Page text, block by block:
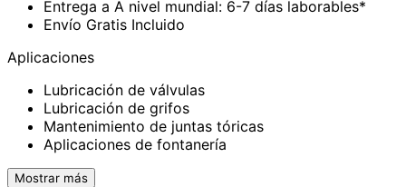
Entrega a A nivel mundial: 6-7 días laborables*
Envío Gratis Incluido
Aplicaciones
Lubricación de válvulas
Lubricación de grifos
Mantenimiento de juntas tóricas
Aplicaciones de fontanería
Mostrar más